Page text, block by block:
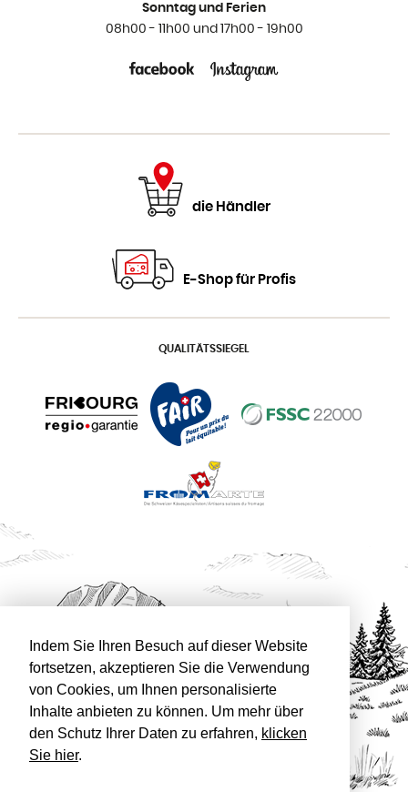
Indem Sie Ihren Besuch auf dieser Website
fortsetzen, akzeptieren Sie die Verwendung
von Cookies, um Ihnen personalisierte
Inhalte anbieten zu können. Um mehr über
den Schutz Ihrer Daten zu erfahren, klicken
Sie hier.
Sonntag und Ferien
08h00 - 11h00 und 17h00 - 19h00
die Händler
E-Shop für Profis
QUALITÄTSSIEGEL